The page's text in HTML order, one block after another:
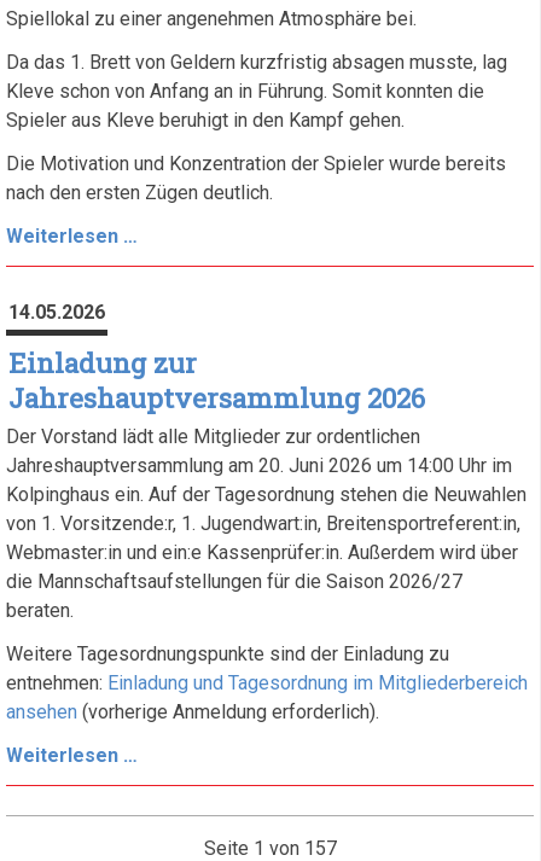
Spiellokal zu einer angenehmen Atmosphäre bei.
Da das 1. Brett von Geldern kurzfristig absagen musste, lag
Kleve schon von Anfang an in Führung. Somit konnten die
Spieler aus Kleve beruhigt in den Kampf gehen.
Die Motivation und Konzentration der Spieler wurde bereits
nach den ersten Zügen deutlich.
Weiterlesen …
Spieltag
IV
14.05.2026
Einladung zur
Jahreshauptversammlung 2026
Der Vorstand lädt alle Mitglieder zur ordentlichen
Jahreshauptversammlung am 20. Juni 2026 um 14:00 Uhr im
Kolpinghaus ein. Auf der Tagesordnung stehen die Neuwahlen
von 1. Vorsitzende:r, 1. Jugendwart:in, Breitensportreferent:in,
Webmaster:in und ein:e Kassenprüfer:in. Außerdem wird über
die Mannschaftsaufstellungen für die Saison 2026/27
beraten.
Weitere Tagesordnungspunkte sind der Einladung zu
entnehmen: Einladung und Tagesordnung im Mitgliederbereich
ansehen (vorherige Anmeldung erforderlich).
Weiterlesen …
zur
Jahreshauptversammlung
Seite 1 von 157